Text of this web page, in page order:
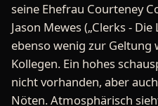
seine Ehefrau Courteney
Jason Mewes („Clerks -
ebenso wenig zur
Kollegen. Ein hohes
nicht vorhanden, aber
Nöten. Atmosphärisch